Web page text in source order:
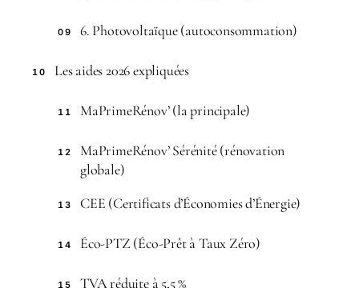
09 6. Photovoltaïque (autoconsommation)
10 Les aides 2026 expliquées
11 MaPrimeRénov’ (la principale)
12
MaPrimeRénov’ Sérénité (rénovation
globale)
13 CEE (Certificats d’Économies d’Énergie)
14 Éco-PTZ (Éco-Prêt à Taux Zéro)
15 TVA réduite à 5,5 %